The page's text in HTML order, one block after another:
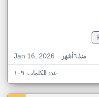
Jan 16, 2026
منذ ٦ أشهر
عدد الكلمات: ١٠٩